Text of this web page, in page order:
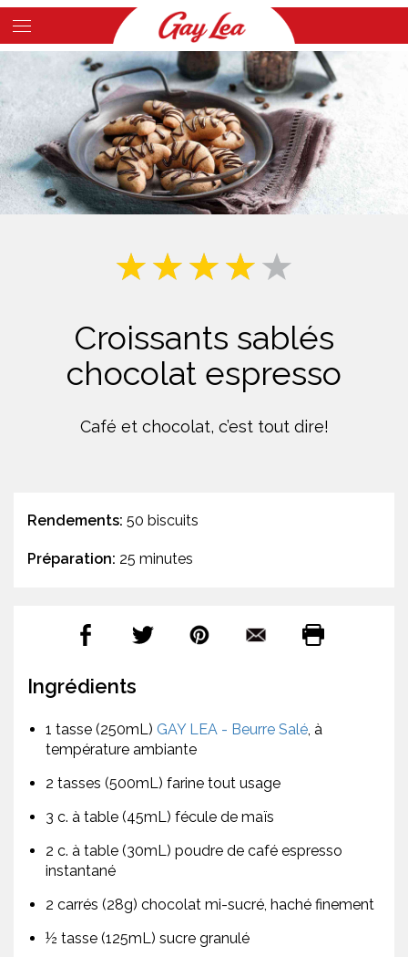
Skip
to
content
Content
Croissants sablés
chocolat espresso
Café et chocolat, c’est tout dire!
Rendements: 50 biscuits
Préparation: 25 minutes
Ingrédients
1 tasse (250mL) GAY LEA - Beurre Salé, à
température ambiante
2 tasses (500mL) farine tout usage
3 c. à table (45mL) fécule de maïs
2 c. à table (30mL) poudre de café espresso
instantané
2 carrés (28g) chocolat mi-sucré, haché finement
½ tasse (125mL) sucre granulé